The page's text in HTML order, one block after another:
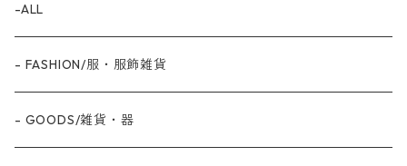
-ALL
- FASHION/服・服飾雑貨
- GOODS/雑貨・器